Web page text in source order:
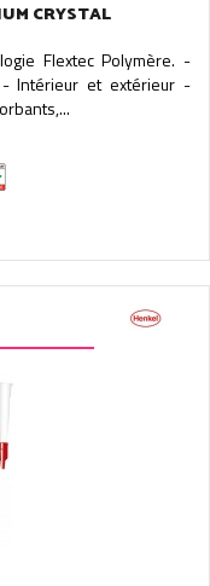
CRYSTAL
Flextec Polymère. -
- Intérieur et extérieur -